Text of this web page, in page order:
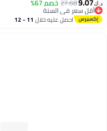
2
د.ك‏ 27.68خصم 67%
أقل سعر في السنة
أقل سعر في السنة
احصل عليه خلال 11 - 12
اغسطس